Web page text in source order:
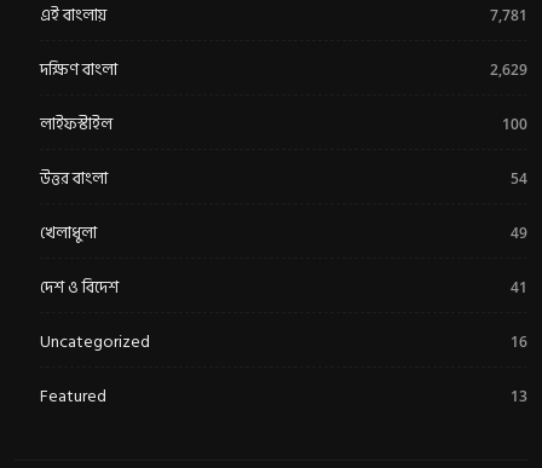
এই বাংলায় 7,781
দক্ষিণ বাংলা 2,629
লাইফস্টাইল 100
উত্তর বাংলা 54
খেলাধুলা 49
দেশ ও বিদেশ 41
Uncategorized 16
Featured 13